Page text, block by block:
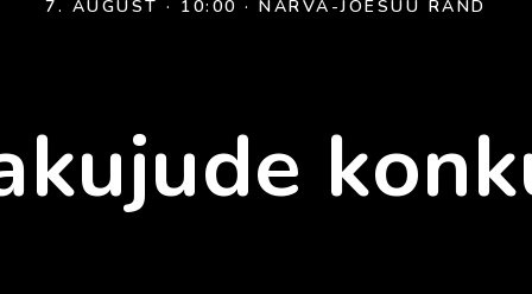
7. AUGUST · 10:00 · NARVA-JÕESUU RAND